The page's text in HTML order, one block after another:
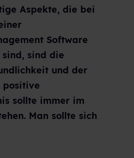
Aspekte, die bei
Software
sind, sind die
und der
positive
sollte immer im
Man sollte sich